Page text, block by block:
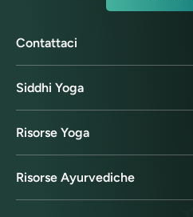
Contattaci
Siddhi Yoga
Risorse Yoga
Risorse Ayurvediche